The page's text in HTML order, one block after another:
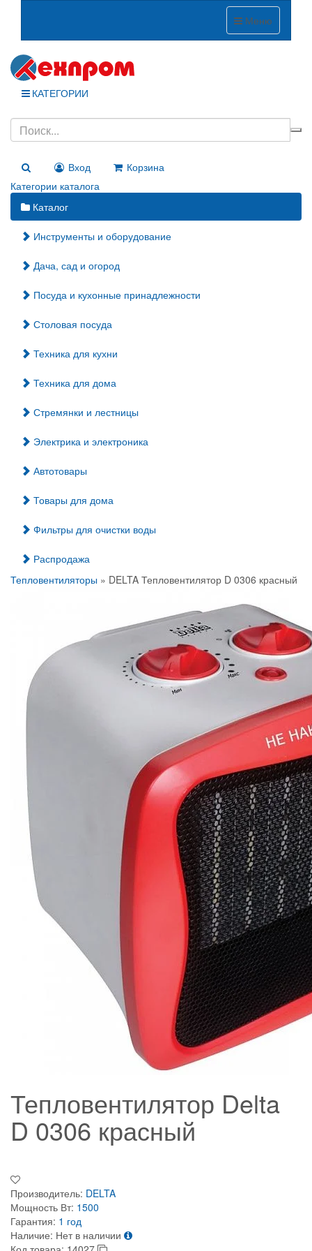
Меню
КАТЕГОРИИ
Вход
Корзина
Категории каталога
Каталог
Инструменты и оборудование
Дача, сад и огород
Посуда и кухонные принадлежности
Столовая посуда
Техника для кухни
Техника для дома
Стремянки и лестницы
Электрика и электроника
Автотовары
Товары для дома
Фильтры для очистки воды
Распродажа
Тепловентиляторы » DELTA Тепловентилятор D 0306 красный
Тепловентилятор Delta
D 0306 красный
Производитель: DELTA
Мощность Вт: 1500
Гарантия: 1 год
Наличие: Нет в наличии